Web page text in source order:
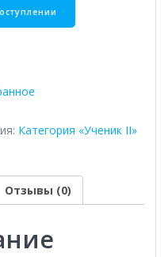
Категория «Ученик II»
Отзывы (0)